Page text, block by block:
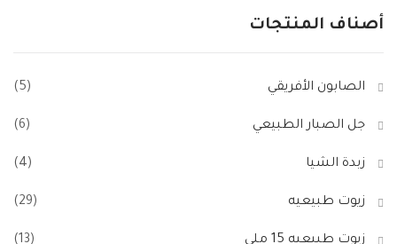
أصناف المنتجات
الصابون الأفريقي (5)
جل الصبار الطبيعي (6)
زبدة الشيا (4)
زيوت طبيعيه (29)
زيوت طبيعيه 15 ملي (13)